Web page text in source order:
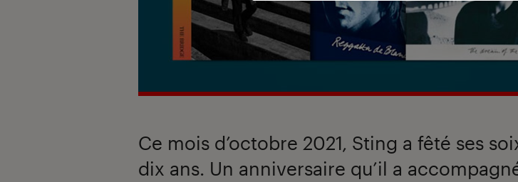
Ce mois d’octobre 2021, Sting a fêté ses
dix ans. Un anniversaire qu’il a